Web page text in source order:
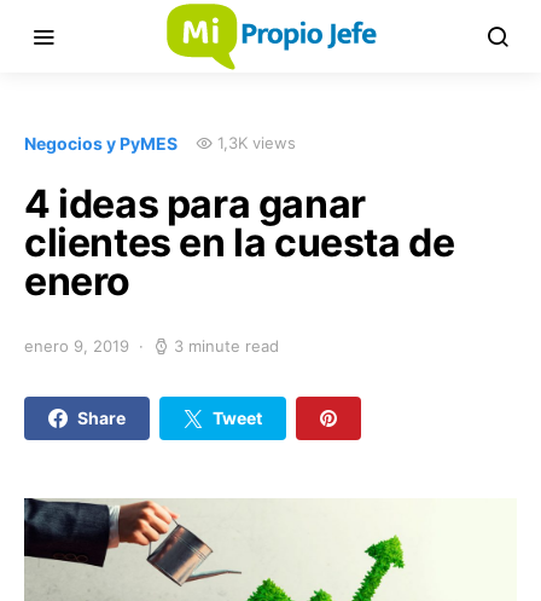
Negocios y PyMES 1,3K views
4 ideas para ganar
clientes en la cuesta de
enero
enero 9, 2019 3 minute read
Share Tweet